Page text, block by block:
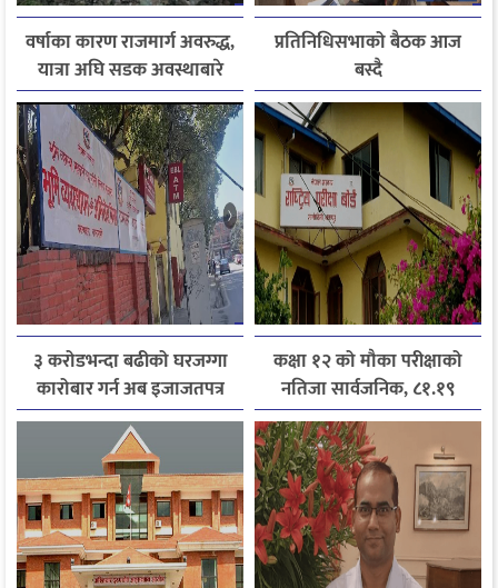
वर्षाका कारण राजमार्ग अवरुद्ध,
यात्रा अघि सडक अवस्थाबारे
जानकारी लिन आग्रह
प्रतिनिधिसभाको बैठक आज
बस्दै
३ करोडभन्दा बढीको घरजग्गा
कारोबार गर्न अब इजाजतपत्र
अनिवार्य
कक्षा १२ को मौका परीक्षाको
नतिजा सार्वजनिक, ८१.१९
प्रतिशत विद्यार्थी उत्तीर्ण